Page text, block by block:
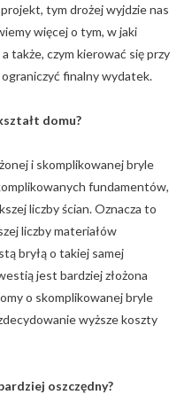
tym drożej wyjdzie nas
więcej o tym, w jaki
także, czym kierować się przy
finalny wydatek.
domu?
i skomplikowanej bryle
fundamentów,
liczby ścian. Oznacza to
liczby materiałów
bryłą o takiej samej
jest bardziej złożona
o skomplikowanej bryle
wyższe koszty
oszczędny?